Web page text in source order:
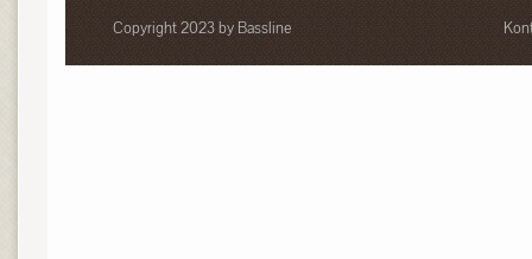
Copyright 2023 by Bassline